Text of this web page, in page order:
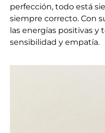
perfección, todo está
siempre correcto. Con
las energías positivas y
sensibilidad y empatía.